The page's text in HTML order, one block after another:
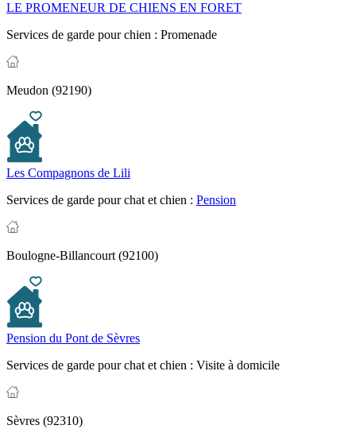
LE PROMENEUR DE CHIENS EN FORET
Services de garde pour chien : Promenade
Meudon (92190)
Les Compagnons de Lili
Services de garde pour chat et chien : Pension
Boulogne-Billancourt (92100)
Pension du Pont de Sèvres
Services de garde pour chat et chien : Visite à domicile
Sèvres (92310)